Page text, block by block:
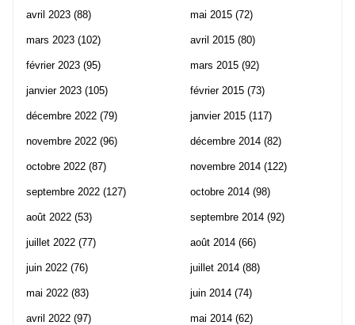
avril 2023 (88)
mars 2023 (102)
février 2023 (95)
janvier 2023 (105)
décembre 2022 (79)
novembre 2022 (96)
octobre 2022 (87)
septembre 2022 (127)
août 2022 (53)
juillet 2022 (77)
juin 2022 (76)
mai 2022 (83)
avril 2022 (97)
mai 2015 (72)
avril 2015 (80)
mars 2015 (92)
février 2015 (73)
janvier 2015 (117)
décembre 2014 (82)
novembre 2014 (122)
octobre 2014 (98)
septembre 2014 (92)
août 2014 (66)
juillet 2014 (88)
juin 2014 (74)
mai 2014 (62)